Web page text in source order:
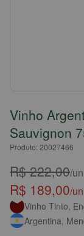
Vinho
Sauvignon
Produto: 20027466
R$ 222,00/un
R$ 189,00/un
Vinho Tinto,
Argentina,